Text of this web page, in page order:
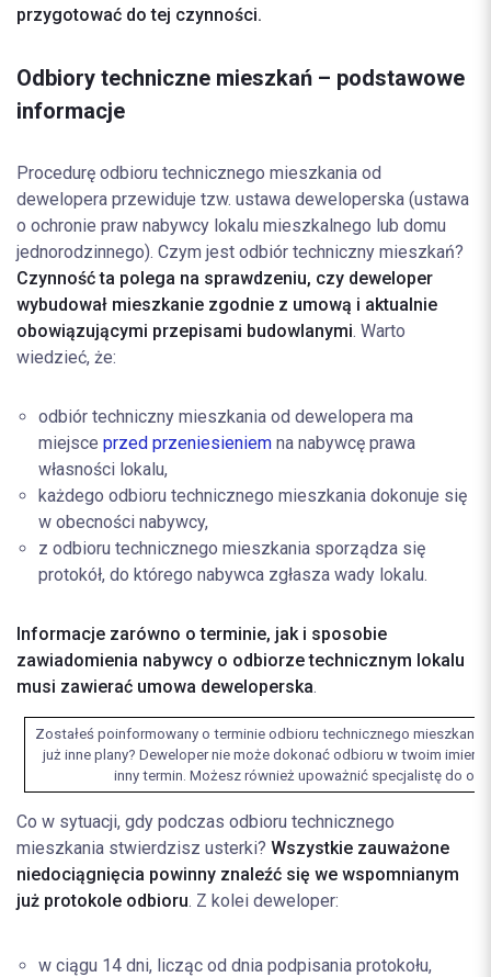
przygotować do tej czynności.
Odbiory techniczne mieszkań – podstawowe
informacje
Procedurę odbioru technicznego mieszkania od
dewelopera przewiduje tzw. ustawa deweloperska (ustawa
o ochronie praw nabywcy lokalu mieszkalnego lub domu
jednorodzinnego). Czym jest odbiór techniczny mieszkań?
Czynność ta polega na sprawdzeniu, czy deweloper
wybudował mieszkanie zgodnie z umową i aktualnie
obowiązującymi przepisami budowlanymi. Warto
wiedzieć, że:
odbiór techniczny mieszkania od dewelopera ma
miejsce przed przeniesieniem na nabywcę prawa
własności lokalu,
każdego odbioru technicznego mieszkania dokonuje się
w obecności nabywcy,
z odbioru technicznego mieszkania sporządza się
protokół, do którego nabywca zgłasza wady lokalu.
Informacje zarówno o terminie, jak i sposobie
zawiadomienia nabywcy o odbiorze technicznym lokalu
musi zawierać umowa deweloperska.
Zostałeś poinformowany o terminie odbioru technicznego
już inne plany? Deweloper nie może dokonać odbioru w twoim
inny termin. Możesz również upoważnić specjalistę do
Co w sytuacji, gdy podczas odbioru technicznego
mieszkania stwierdzisz usterki? Wszystkie zauważone
niedociągnięcia powinny znaleźć się we wspomnianym
już protokole odbioru. Z kolei deweloper:
w ciągu 14 dni, licząc od dnia podpisania protokołu,